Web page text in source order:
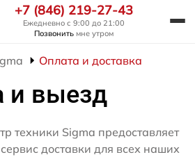
+7 (846) 219-27-43
Ежедневно с 9:00 до 21:00
Позвонить мне утром
Оплата и доставка
и выезд
техники Sigma предоставляет
доставки для всех наших